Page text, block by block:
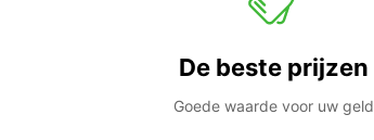
De beste prijzen
Goede waarde voor uw geld